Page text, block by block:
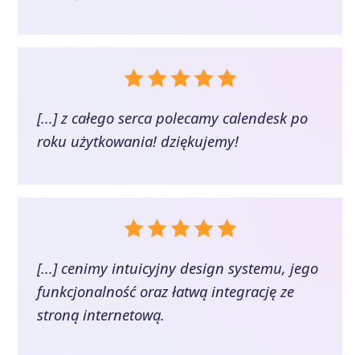
[...] z całego serca polecamy calendesk po
roku użytkowania! dziękujemy!
[...] cenimy intuicyjny design systemu, jego
funkcjonalność oraz łatwą integrację ze
stroną internetową.